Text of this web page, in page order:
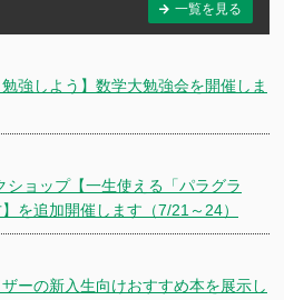
一覧を見る
強しよう】数学大勉強会を開催しま
ショップ【一生使える「パラグラ
を追加開催します（7/21～24）
ーの新入生向けおすすめ本を展示し